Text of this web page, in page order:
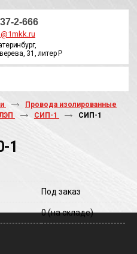
2-666
31, литер Р
Провода изолированные
СИП-1
СИП-1
1
Под заказ
0(на складе)